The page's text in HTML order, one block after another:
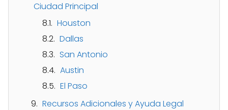
Ciudad Principal
Houston
Dallas
San Antonio
Austin
El Paso
Recursos Adicionales y Ayuda Legal